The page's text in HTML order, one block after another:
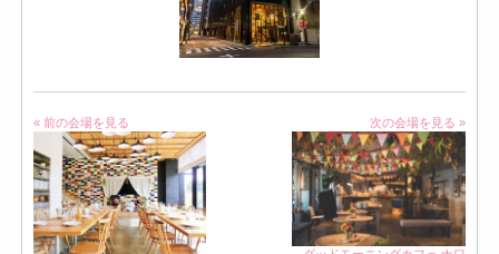
« 前の会場を見る 次の会場を見る »